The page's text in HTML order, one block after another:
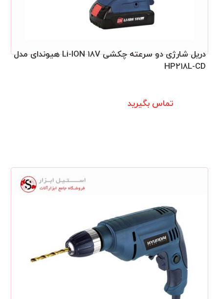
دریل شارژی دو سرعته چکشی Li-ION ۱۸V هیوندای مدل
HP۲۱۸L-CD
تماس بگیرید